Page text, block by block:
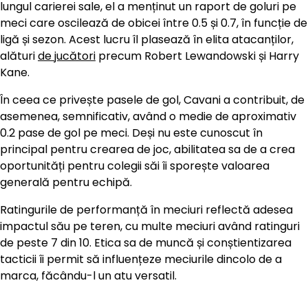
lungul carierei sale, el a menținut un raport de goluri pe
meci care oscilează de obicei între 0.5 și 0.7, în funcție de
ligă și sezon. Acest lucru îl plasează în elita atacanților,
alăturide jucători precum Robert Lewandowski și Harry
Kane.
În ceea ce privește pasele de gol, Cavani a contribuit, de
asemenea, semnificativ, având o medie de aproximativ
0.2 pase de gol pe meci. Deși nu este cunoscut în
principal pentru crearea de joc, abilitatea sa de a crea
oportunități pentru colegii săi îi sporește valoarea
generală pentru echipă.
Ratingurile de performanță în meciuri reflectă adesea
impactul său pe teren, cu multe meciuri având ratinguri
de peste 7 din 10. Etica sa de muncă și conștientizarea
tacticii îi permit să influențeze meciurile dincolo de a
marca, făcându-l un atu versatil.